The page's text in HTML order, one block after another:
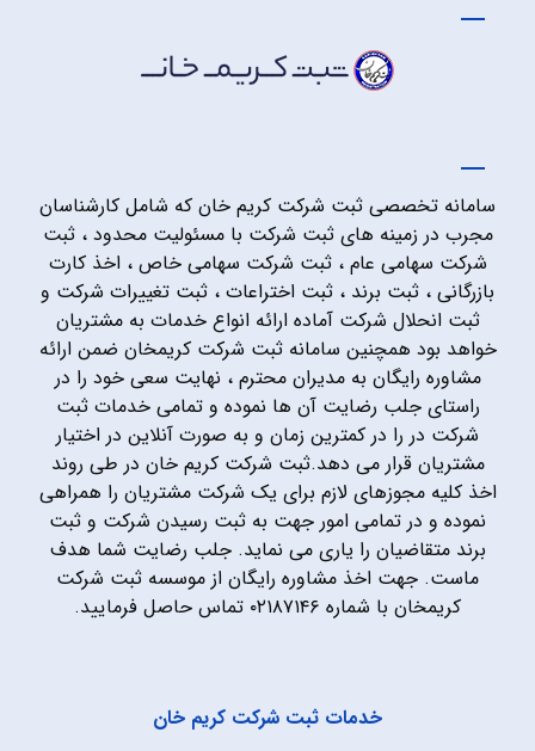
سامانه تخصصی ثبت شرکت کریم خان که شامل کارشناسان
مجرب در زمینه های ثبت شرکت با مسئولیت محدود ، ثبت
شرکت سهامی عام ، ثبت شرکت سهامی خاص ، اخذ کارت
بازرگانی ، ثبت برند ، ثبت اختراعات ، ثبت تغییرات شرکت و
ثبت انحلال شرکت آماده ارائه انواع خدمات به مشتریان
خواهد بود همچنین سامانه ثبت شرکت کریمخان ضمن ارائه
مشاوره رایگان به مدیران محترم ، نهایت سعی خود را در
راستای جلب رضایت آن ها نموده و تمامی خدمات ثبت
شرکت در را در کمترین زمان و به صورت آنلاین در اختیار
مشتریان قرار می دهد.ثبت شرکت کریم خان در طی روند
اخذ کلیه مجوزهای لازم برای یک شرکت مشتریان را همراهی
نموده و در تمامی امور جهت به ثبت رسیدن شرکت و ثبت
برند متقاضیان را یاری می نماید. جلب رضایت شما هدف
ماست. جهت اخذ مشاوره رایگان از موسسه ثبت شرکت
کریمخان با شماره ۰۲۱۸۷۱۴۶ تماس حاصل فرمایید.
خدمات ثبت شرکت کریم خان